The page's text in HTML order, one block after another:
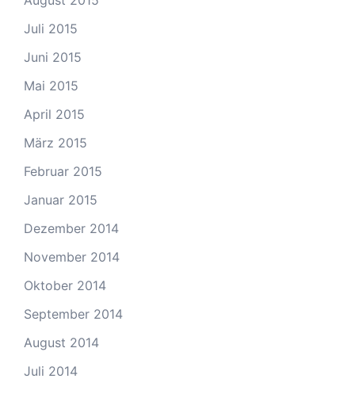
Juli 2015
Juni 2015
Mai 2015
April 2015
März 2015
Februar 2015
Januar 2015
Dezember 2014
November 2014
Oktober 2014
September 2014
August 2014
Juli 2014